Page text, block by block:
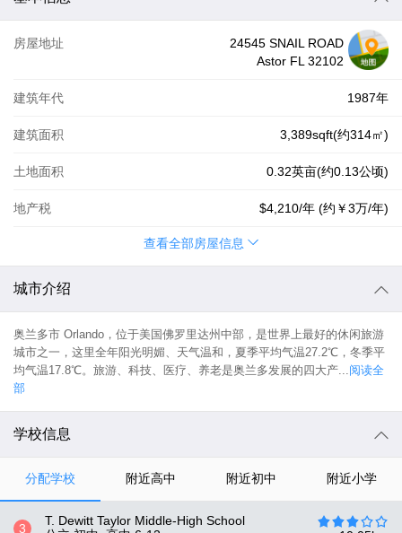
房屋地址
24545 SNAIL ROAD
Astor FL 32102
建筑年代 1987年
建筑面积 3,389sqft(约314㎡)
土地面积 0.32英亩(约0.13公顷)
地产税 $4,210/年 (约 ￥3万/年)
查看全部房屋信息
城市介绍
奥兰多市 Orlando，位于美国佛罗里达州中部，是世界上最好的休闲旅游
城市之一，这里全年阳光明媚、天气温和，夏季平均气温27.2℃，冬季平
均气温17.8℃。旅游、科技、医疗、养老是奥兰多发展的四大产...阅读全
部
学校信息
分配学校 附近高中 附近初中 附近小学
3
T. Dewitt Taylor Middle-High School